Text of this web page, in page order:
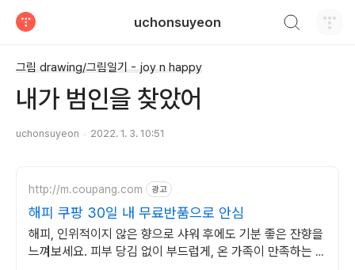
uchonsuyeon
그림 drawing/그림일기 - joy n happy
내가 범인을 찾았어
uchonsuyeon 2022. 1. 3. 10:51
http://m.coupang.com 광고
해피 쿠팡 30일 내 무료반품으로 안심
해피, 인위적이지 않은 향으로 샤워 후에도 기분 좋은 잔향을
느껴보세요. 피부 당김 없이 부드럽게, 온 가족이 만족하는 바